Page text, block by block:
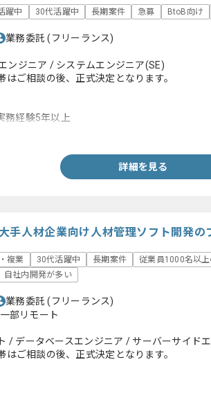
躍中 30代活躍中 長期案件 急募 BtoB向け
業務委託(フリーランス)
ンジニア / システムエンジニア(SE)
ご相談の後、正式決定となります。
務経験5年以上
詳細を見る
大手人材企業向け人材管理ソフト開発
複業 30代活躍中 長期案件
従業員1000名以
自社内開発が多い
業務委託(フリーランス)
部リモート
/ データベースエンジニア / サーバーサイド
ご相談の後、正式決定となります。